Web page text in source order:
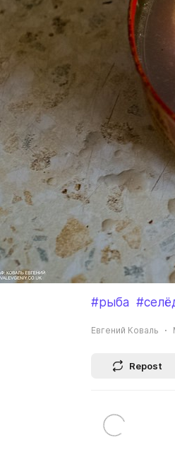
#рыба
Евгений Коваль
Repost